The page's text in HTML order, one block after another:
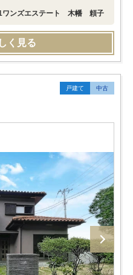
ワンズエステート 木幡 頼子
く見る
戸建て 中古